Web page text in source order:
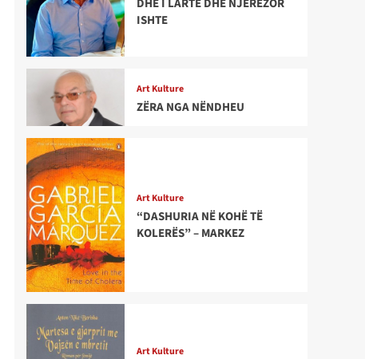
DHE I LARTË DHE NJERËZOR
ISHTE
Art Kulture
ZËRA NGA NËNDHEU
Art Kulture
“DASHURIA NË KOHË TË
KOLERËS” – MARKEZ
Art Kulture